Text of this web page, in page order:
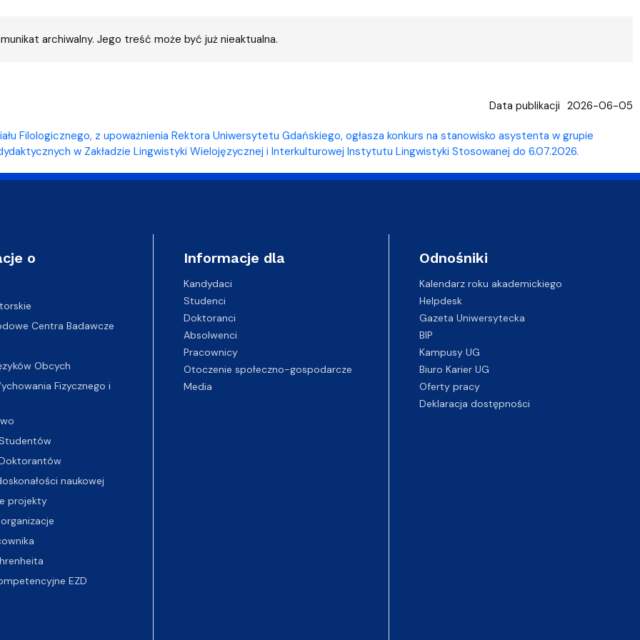
archiwalny. Jego treść może być już nieaktualna.
Data publikacji 2026-06-05
Filologicznego, z upoważnienia Rektora Uniwersytetu Gdańskiego, ogłasza konkurs na stanowisko asystenta w grupie
w Zakładzie Lingwistyki Wielojęzycznej i Interkulturowej Instytutu Lingwistyki Stosowanej do 6.07.2026.
o
Centra Badawcze
Obcych
Fizycznego i
naukowej
projekty
EZD
Informacje dla
Kandydaci
Studenci
Doktoranci
Absolwenci
Pracownicy
Otoczenie społeczno-gospodarcze
Media
Odnośniki
Kalendarz roku akademickiego
Helpdesk
Gazeta Uniwersytecka
BIP
Kampusy UG
Biuro Karier UG
Oferty pracy
Deklaracja dostępności